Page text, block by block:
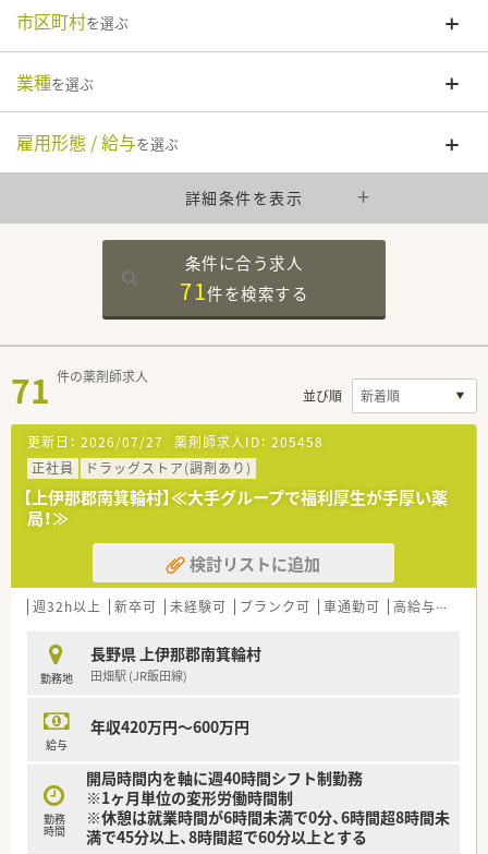
市区町村を選ぶ
業種を選ぶ
雇用形態 / 給与を選ぶ
詳細条件を表示
条件に合う求人
71件を検索する
71 件の薬剤師求人
並び順
更新日： 2026/07/27 薬剤師求人ID： 205458
正社員
ドラッグストア(調剤あり)
【上伊那郡南箕輪村】≪大手グループで福利厚生が手厚い薬
局！≫
検討リストに追加
週32h以上 新卒可 未経験可 ブランク可 車通勤可 高給与(600万円以上)
勤務地
長野県 上伊那郡南箕輪村
田畑駅 (JR飯田線)
給与
年収420万円～600万円
勤務
時間
開局時間内を軸に週40時間シフト制勤務
※1ヶ月単位の変形労働時間制
※休憩は就業時間が6時間未満で0分、6時間超8時間未
満で45分以上、8時間超で60分以上とする